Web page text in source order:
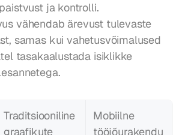
ja kontrolli.
vähendab ärevust tulevaste
samas kui vahetusvõimalused
tasakaalustada isiklikke
Traditsiooniline
graafikute
Mobiilne
tööjõurakendu